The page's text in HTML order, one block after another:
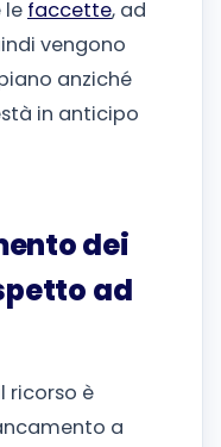
le faccette, ad
vengono
anziché
in anticipo
dei
ad
ricorso è
a